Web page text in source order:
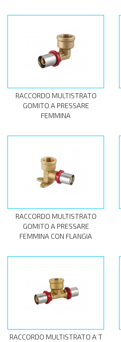
RACCORDO MULTISTRATO
GOMITO A PRESSARE
FEMMINA
RACCORDO MULTISTRATO
GOMITO A PRESSARE
FEMMINA CON FLANGIA
RACCORDO MULTISTRATO A T